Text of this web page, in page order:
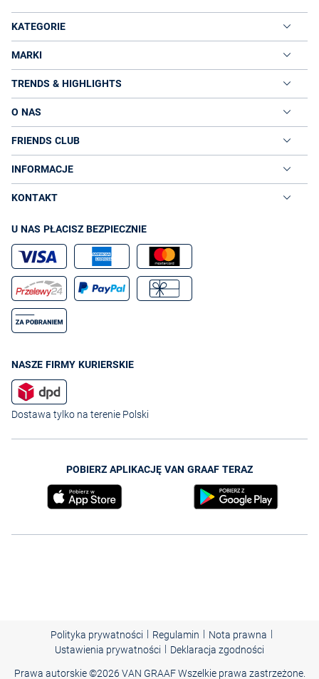
KATEGORIE
MARKI
TRENDS & HIGHLIGHTS
O NAS
FRIENDS CLUB
INFORMACJE
KONTAKT
U NAS PŁACISZ BEZPIECZNIE
NASZE FIRMY KURIERSKIE
Dostawa tylko na terenie Polski
POBIERZ APLIKACJĘ VAN GRAAF TERAZ
Polityka prywatności | Regulamin | Nota prawna |
Ustawienia prywatności | Deklaracja zgodności
Prawa autorskie ©2026 VAN GRAAF Wszelkie prawa zastrzeżone.